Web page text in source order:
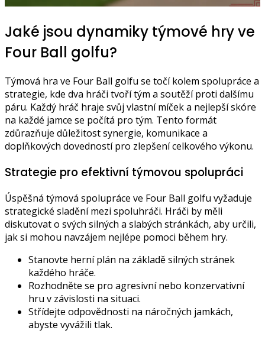
Jaké jsou dynamiky týmové hry ve
Four Ball golfu?
Týmová hra ve Four Ball golfu se točí kolem spolupráce a
strategie, kde dva hráči tvoří tým a soutěží proti dalšímu
páru. Každý hráč hraje svůj vlastní míček a nejlepší skóre
na každé jamce se počítá pro tým. Tento formát
zdůrazňuje důležitost synergie, komunikace a
doplňkových dovedností pro zlepšení celkového výkonu.
Strategie pro efektivní týmovou spolupráci
Úspěšná týmová spolupráce ve Four Ball golfu vyžaduje
strategické sladění mezi spoluhráči. Hráči by měli
diskutovat o svých silných a slabých stránkách, aby určili,
jak si mohou navzájem nejlépe pomoci během hry.
Stanovte herní plán na základě silných stránek
každého hráče.
Rozhodněte se pro agresivní nebo konzervativní
hru v závislosti na situaci.
Střídejte odpovědnosti na náročných jamkách,
abyste vyvážili tlak.